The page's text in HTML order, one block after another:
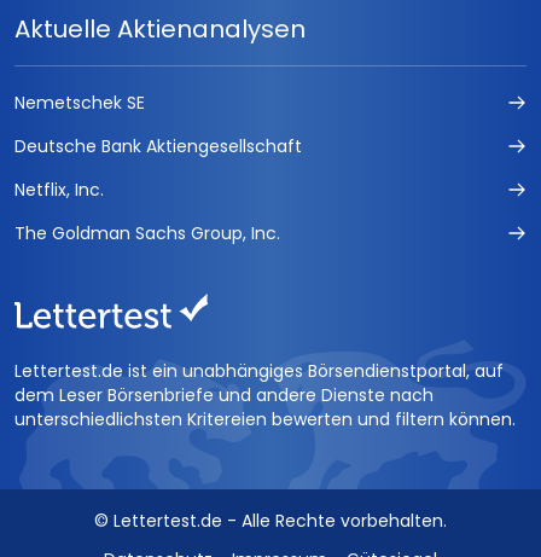
Die Termin-Börse
Optionsscheine Handelssignale
CFD Daytrading
trading kompakt
EMERGING MARKETS INVESTOR
RohstoffJournal Öl &amp; Gold
HOT STOCKS INVESTOR
FUCHS-BRIEFE
Aktuelle Aktienanalysen
Nemetschek SE
Deutsche Bank Aktiengesellschaft
Netflix, Inc.
The Goldman Sachs Group, Inc.
Lettertest.de ist ein unabhängiges Börsendienstportal, auf
dem Leser Börsenbriefe und andere Dienste nach
unterschiedlichsten Kritereien bewerten und filtern können.
© Lettertest.de - Alle Rechte vorbehalten.